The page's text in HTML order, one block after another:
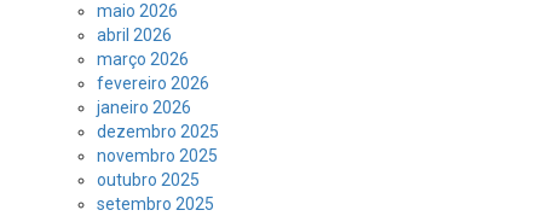
maio 2026
abril 2026
março 2026
fevereiro 2026
janeiro 2026
dezembro 2025
novembro 2025
outubro 2025
setembro 2025